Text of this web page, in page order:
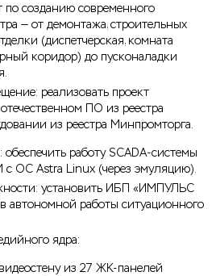
созданию современного
— от демонтажа, строительных
(диспетчерская, комната
коридор) до пусконаладки
реализовать проект
ПО из реестра
из реестра Минпромторга.
работу SCADA‑системы
ОС Astra Linux (через эмуляцию).
установить ИБП «ИМПУЛЬС
автономной работы ситуационного
ядра:
из 27 ЖК‑панелей